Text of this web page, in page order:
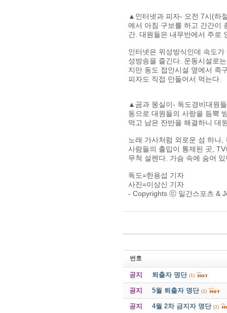
▲인터넷과 피자- 오전 7시(하
에서 아침 구보를 하고 간간이
간. 대원들은 내무반에서 주로
인터넷은 위성방식인데 속도
성방송을 즐긴다. 운동시설로
지만 동도 접안시설 옆에서 족
피자도 직접 만들어서 먹는다.
▲곰과 몽실이- 독도경비대원
동으로 대원들의 사랑을 듬뿍
먹고 남은 잔반을 해결하니 대
노래 가사처럼 외로운 섬 하나
사람들의 출입이 통제된 곳,
무척 설렌다. 가슴 속에 숨어
독도=한용섭 기자
사진=이상신 기자
- Copyrights ⓒ 일간스포츠 &
번호
공지 퇴출자 명단 (1)
공지 5월 퇴출자 명단 (1)
공지 4월 2차 금지자 명단 (1)